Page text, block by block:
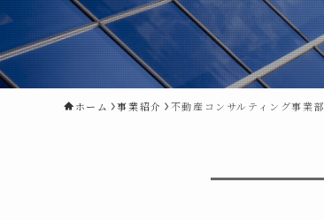
ホーム 事業紹介 不動産コンサルティング事業部